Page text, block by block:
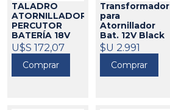
TALADRO
ATORNILLADOR
PERCUTOR
BATERÍA 18V
LITIO DOWEN
PAGIO424201
U$S 172,07
Comprar
Transformador
para
Atornillador
Bat. 12V Black
Decker Cd121k
173003
$U 2.991
Comprar